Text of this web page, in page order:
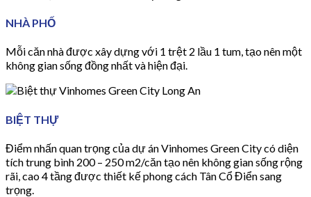
NHÀ PHỐ
Mỗi căn nhà được xây dựng với 1 trệt 2 lầu 1 tum, tạo nên một
không gian sống đồng nhất và hiện đại.
BIỆT THỰ
Điểm nhấn quan trọng của dự án Vinhomes Green City có diện
tích trung bình 200 – 250 m2/căn tạo nên không gian sống rộng
rãi, cao 4 tầng được thiết kế phong cách Tân Cổ Điển sang
trọng.